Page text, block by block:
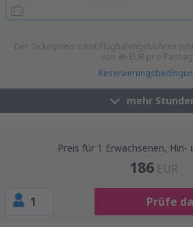
Der Ticketpreis samt Flughafengebühren
von 46 EUR pro
mehr
Preis für 1 Erwachsenen, Hin-
186 EUR
1 Prüfe